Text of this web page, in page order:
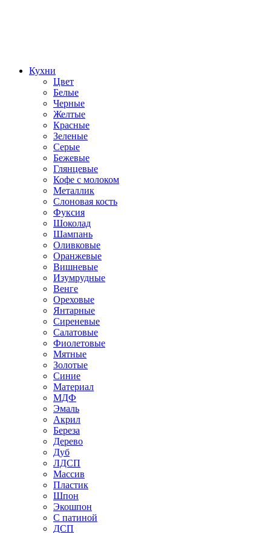
Кухни
Цвет
Белые
Черные
Желтые
Красные
Зеленые
Серые
Бежевые
Глянцевые
Кофе с молоком
Металлик
Слоновая кость
Фуксия
Шоколад
Шампань
Оливковые
Оранжевые
Вишневые
Изумрудные
Венге
Ореховые
Янтарные
Сиреневые
Салатовые
Фиолетовые
Мятные
Золотые
Синие
Материал
МДФ
Эмаль
Акрил
Береза
Дерево
Дуб
ЛДСП
Массив
Пластик
Шпон
Экошпон
С патиной
ДСП